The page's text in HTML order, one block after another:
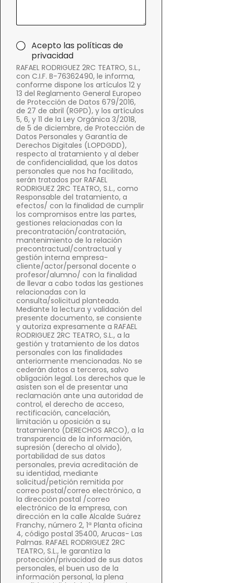
e
A
e
p
t
o
l
a
p
o
l
í
t
i
c
a
d
e
p
r
i
v
a
c
i
d
a
d
*
Acepto las políticas de
privacidad
RAFAEL RODRIGUEZ 2RC TEATRO, S.L.,
con C.I.F. B-76362490, le informa,
conforme dispone los artículos 12 y
13 del Reglamento General Europeo
de Protección de Datos 679/2016,
de 27 de abril (RGPD), y los artículos
5, 6, y 11 de la Ley Orgánica 3/2018,
de 5 de diciembre, de Protección de
Datos Personales y Garantía de
Derechos Digitales (LOPDGDD),
respecto al tratamiento y al deber
de confidencialidad, que los datos
personales que nos ha facilitado,
serán tratados por RAFAEL
RODRIGUEZ 2RC TEATRO, S.L., como
Responsable del tratamiento, a
efectos/ con la finalidad de cumplir
los compromisos entre las partes,
gestiones relacionadas con la
precontratación/contratación,
mantenimiento de la relación
precontractual/contractual y
gestión interna empresa-
cliente/actor/personal docente o
profesor/alumno/ con la finalidad
de llevar a cabo todas las gestiones
relacionadas con la
consulta/solicitud planteada.
Mediante la lectura y validación del
presente documento, se consiente
y autoriza expresamente a RAFAEL
RODRIGUEZ 2RC TEATRO, S.L., a la
gestión y tratamiento de los datos
personales con las finalidades
anteriormente mencionadas. No se
cederán datos a terceros, salvo
obligación legal. Los derechos que le
asisten son el de presentar una
reclamación ante una autoridad de
control, el derecho de acceso,
rectificación, cancelación,
limitación u oposición a su
tratamiento (DERECHOS ARCO), a la
transparencia de la información,
supresión (derecho al olvido),
portabilidad de sus datos
personales, previa acreditación de
su identidad, mediante
solicitud/petición remitida por
correo postal/correo electrónico, a
la dirección postal /correo
electrónico de la empresa, con
dirección en la calle Alcalde Suárez
Franchy, número 2, 1ª Planta oficina
4, código postal 35400, Arucas- Las
Palmas. RAFAEL RODRIGUEZ 2RC
TEATRO, S.L., le garantiza la
protección/privacidad de sus datos
personales, el buen uso de la
información personal, la plena